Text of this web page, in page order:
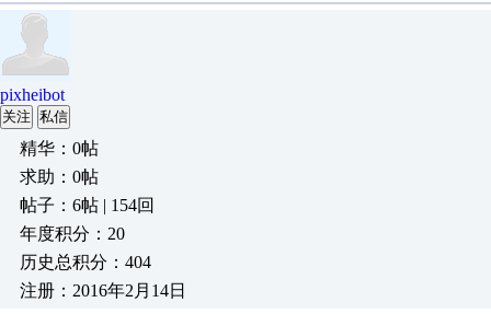
pixheibot
关注 私信
精华：0帖
求助：0帖
帖子：6帖 | 154回
年度积分：20
历史总积分：404
注册：2016年2月14日